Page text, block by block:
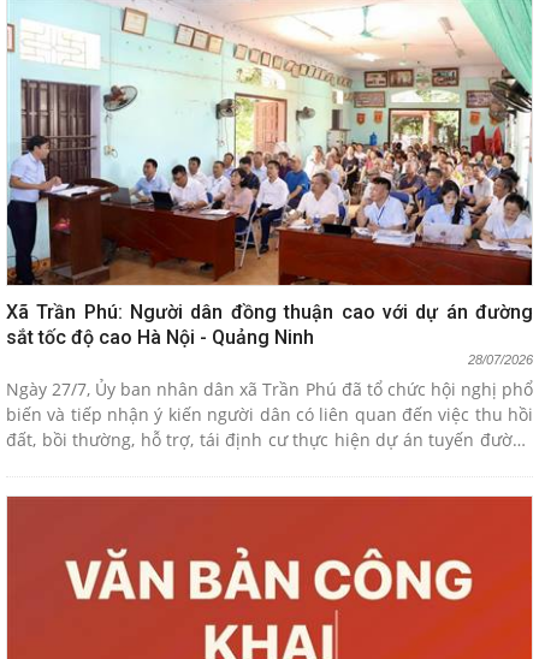
hưởng, trong đó có 189 đại diện hộ thuộc thôn Thanh Quang và
32 hộ thuộc thôn Trực Lương.
Xã Trần Phú: Người dân đồng thuận cao với dự án đường
sắt tốc độ cao Hà Nội - Quảng Ninh
28/07/2026
Ngày 27/7, Ủy ban nhân dân xã Trần Phú đã tổ chức hội nghị phổ
biến và tiếp nhận ý kiến người dân có liên quan đến việc thu hồi
đất, bồi thường, hỗ trợ, tái định cư thực hiện dự án tuyến đường
hóa các thôn Cát Dương và Kim Khê, với sự tham dự của đông